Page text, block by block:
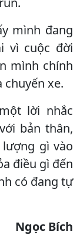
mình đang
vì cuộc đời
mình chính
xe.
lời nhắc
bản thân,
gì vào
điều gì đến
có đang tự
Ngọc Bích